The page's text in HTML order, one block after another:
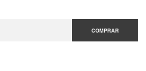
COMPRAR